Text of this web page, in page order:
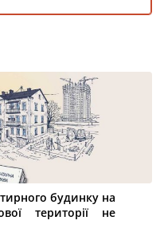
будинку на
території не